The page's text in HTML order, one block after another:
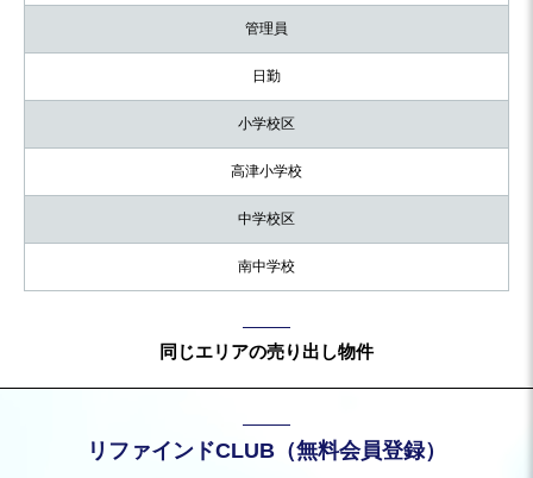
管理員
日勤
小学校区
高津小学校
中学校区
南中学校
同じエリアの売り出し物件
リファインドCLUB（無料会員登録）